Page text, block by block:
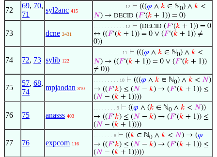
72
69, 70,
71
syl2anc 415
. . . . . . . . . . . 12 ⊢ (((𝜑 ∧ 𝑘 ∈ ℕ0) ∧ 𝑘 <
𝑁) → DECID (𝐹‘(𝑘 + 1)) = 0)
73 dcne 2431
. . . . . . . . . . . 12 ⊢ (DECID (𝐹‘(𝑘 + 1)) = 0
↔ ((𝐹‘(𝑘 + 1)) = 0 ∨ (𝐹‘(𝑘 + 1)) ≠
0))
74 72, 73 sylib 122
. . . . . . . . . . 11 ⊢ (((𝜑 ∧ 𝑘 ∈ ℕ0) ∧ 𝑘 <
𝑁) → ((𝐹‘(𝑘 + 1)) = 0 ∨ (𝐹‘(𝑘 + 1))
≠ 0))
75
57, 68,
74
mpjaodan 810
. . . . . . . . . 10 ⊢ (((𝜑 ∧ 𝑘 ∈ ℕ0) ∧ 𝑘 < 𝑁)
→ ((𝐹‘𝑘) ≤ (𝑁 − 𝑘) → (𝐹‘(𝑘 + 1)) ≤
(𝑁 − (𝑘 + 1))))
76 75 anasss 403
. . . . . . . . 9 ⊢ ((𝜑 ∧ (𝑘 ∈ ℕ0 ∧ 𝑘 < 𝑁))
→ ((𝐹‘𝑘) ≤ (𝑁 − 𝑘) → (𝐹‘(𝑘 + 1)) ≤
(𝑁 − (𝑘 + 1))))
77 76 expcom 116
. . . . . . . 8 ⊢ ((𝑘 ∈ ℕ0 ∧ 𝑘 < 𝑁) → (𝜑
→ ((𝐹‘𝑘) ≤ (𝑁 − 𝑘) → (𝐹‘(𝑘 + 1)) ≤
(𝑁 − (𝑘 + 1)))))